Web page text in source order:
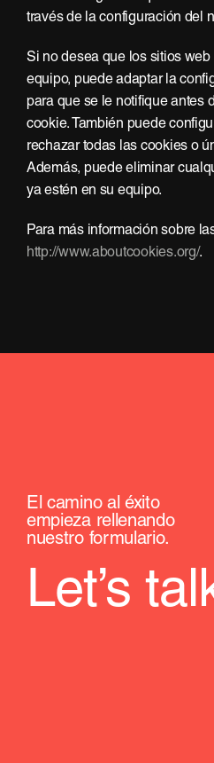
través de la configuración del
Si no desea que los sitios
equipo, puede adaptar la
para que se le notifique antes
cookie. También puede
rechazar todas las cookies o
Además, puede eliminar
ya estén en su equipo.
Para más información sobre
http://www.aboutcookies.org/.
El camino al éxito
empieza rellenando
nuestro formulario.
Let’s